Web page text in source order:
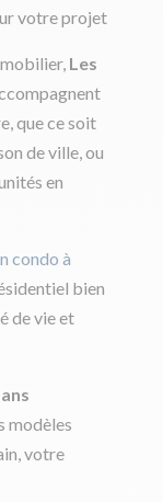
votre projet
Les
que ce soit
de ville, ou
en
condo à
bien
de vie et
modèles
votre